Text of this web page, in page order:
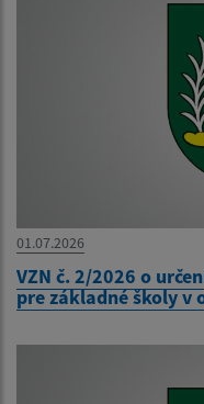
01.07.2026
VZN č. 2/2026 o
pre základné školy v